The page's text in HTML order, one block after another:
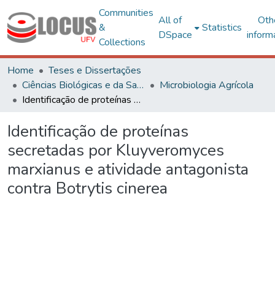
Communities
&
Collections
All of
DSpace
Statistics
Home
Teses e Dissertações
Ciências Biológicas e da Saúde
Microbiologia Agrícola
Identificação de proteínas secretadas por Kluyveromyces marxianus e atividade antagonista contra Botrytis cinerea
Identificação de proteínas
secretadas por Kluyveromyces
marxianus e atividade antagonista
contra Botrytis cinerea